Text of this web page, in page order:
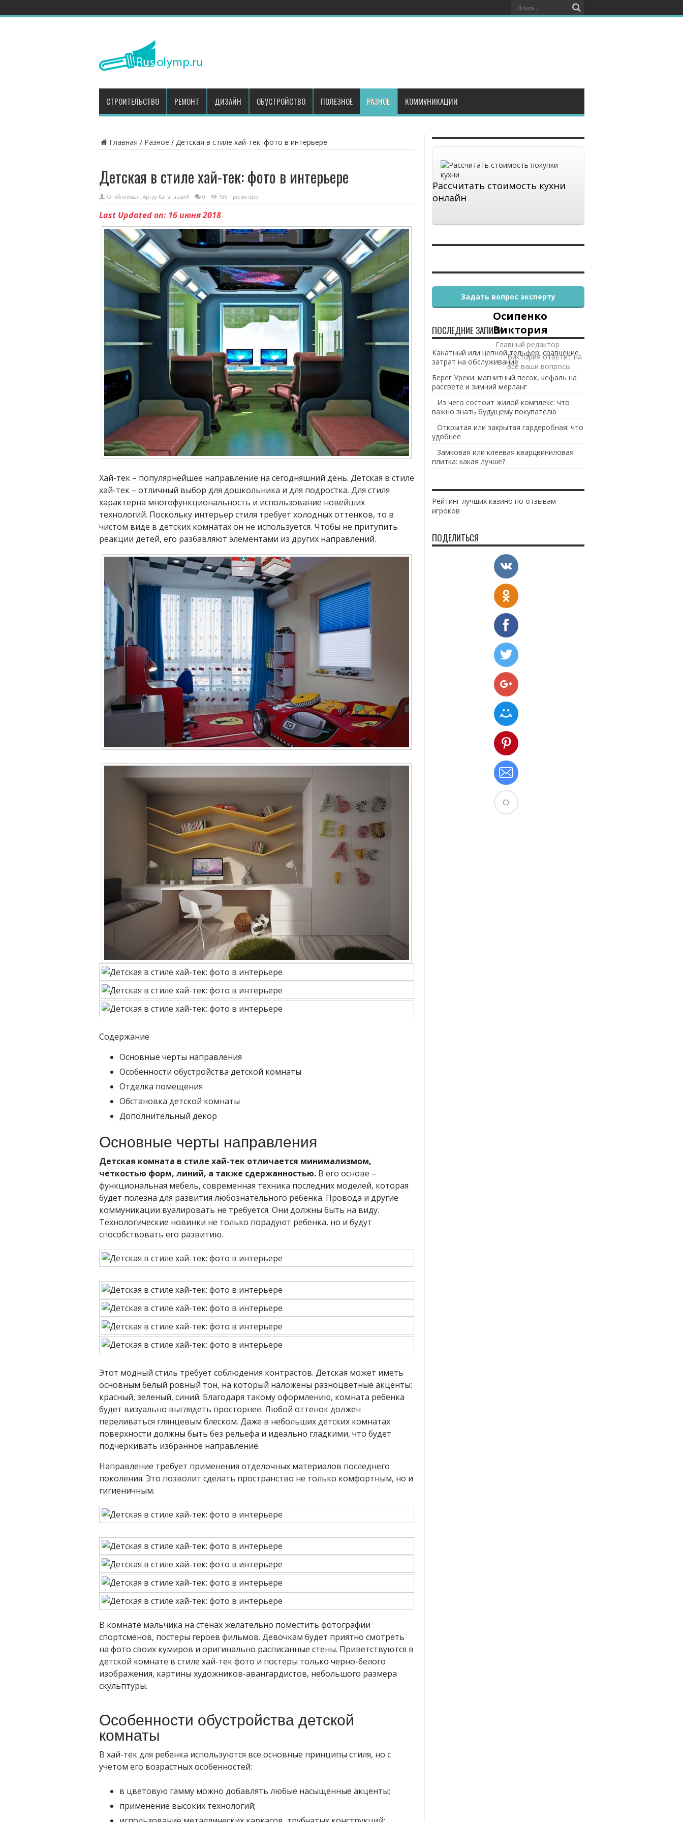
СТРОИТЕЛЬСТВО РЕМОНТ ДИЗАЙН ОБУСТРОЙСТВО ПОЛЕЗНОЕ РАЗНОЕ КОММУНИКАЦИИ
Главная / Разное / Детская в стиле хай-тек: фото в интерьере
Детская в стиле хай-тек: фото в интерьере
Опубликовал: Артур Канапацкий 0 186 Просмотров
Last Updated on: 16 июня 2018
Хай-тек – популярнейшее направление на сегодняшний день. Детская в стиле
хай-тек – отличный выбор для дошкольника и для подростка. Для стиля
характерна многофункциональность и использование новейших
технологий. Поскольку интерьер стиля требует холодных оттенков, то в
чистом виде в детских комнатах он не используется. Чтобы не притупить
реакции детей, его разбавляют элементами из других направлений.
Содержание
Основные черты направления
Особенности обустройства детской комнаты
Отделка помещения
Обстановка детской комнаты
Дополнительный декор
Основные черты направления
Детская комната в стиле хай-тек отличается минимализмом,
четкостью форм, линий, а также сдержанностью.В его основе –
функциональная мебель, современная техника последних моделей, которая
будет полезна для развития любознательного ребенка. Провода и другие
коммуникации вуалировать не требуется. Они должны быть на виду.
Технологические новинки не только порадуют ребенка, но и будут
способствовать его развитию.
Этот модный стиль требует соблюдения контрастов. Детская может иметь
основным белый ровный тон, на который наложены разноцветные акценты:
красный, зеленый, синий. Благодаря такому оформлению, комната ребенка
будет визуально выглядеть просторнее. Любой оттенок должен
переливаться глянцевым блеском. Даже в небольших детских комнатах
поверхности должны быть без рельефа и идеально гладкими, что будет
подчеркивать избранное направление.
Направление требует применения отделочных материалов последнего
поколения. Это позволит сделать пространство не только комфортным, но и
гигиеничным.
В комнате мальчика на стенах желательно поместить фотографии
спортсменов, постеры героев фильмов. Девочкам будет приятно смотреть
на фото своих кумиров и оригинально расписанные стены. Приветствуются в
детской комнате в стиле хай-тек фото и постеры только черно-белого
изображения, картины художников-авангардистов, небольшого размера
скульптуры.
Особенности обустройства детской
комнаты
В хай-тек для ребенка используются все основные принципы стиля, но с
учетом его возрастных особенностей:
в цветовую гамму можно добавлять любые насыщенные акценты;
применение высоких технологий;
Рассчитать стоимость кухни
онлайн
Осипенко
Виктория
Главный редактор
Виктория ответит на
все ваши вопросы
Задать вопрос эксперту
ПОСЛЕДНИЕ ЗАПИСИ
Канатный или цепной тельфер: сравнение
затрат на обслуживание
Берег Уреки: магнитный песок, кефаль на
рассвете и зимний мерланг
Из чего состоит жилой комплекс: что
важно знать будущему покупателю
Открытая или закрытая гардеробная: что
удобнее
Замковая или клеевая кварцвиниловая
плитка: какая лучше?
Рейтинг лучших казино по отзывам
игроков
ПОДЕЛИТЬСЯ